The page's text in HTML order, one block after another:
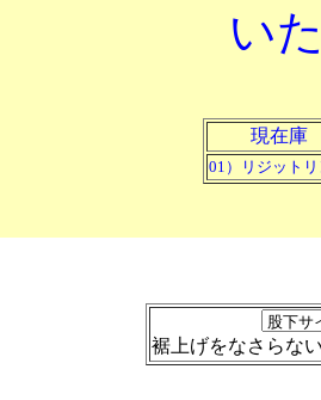
い
現在庫
01）リジット
裾上げをなさらな